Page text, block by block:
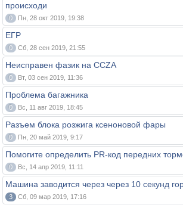
происходи
0 Пн, 28 окт 2019, 19:38
ЕГР
0 Сб, 28 сен 2019, 21:55
Неисправен фазик на CCZA
0 Вт, 03 сен 2019, 11:36
Проблема багажника
0 Вс, 11 авг 2019, 18:45
Разъем блока розжига ксеноновой фары
0 Пн, 20 май 2019, 9:17
Помогите определить PR-код передних
0 Вс, 14 апр 2019, 11:11
Машина заводится через через 10 секунд
3 Сб, 09 мар 2019, 17:16